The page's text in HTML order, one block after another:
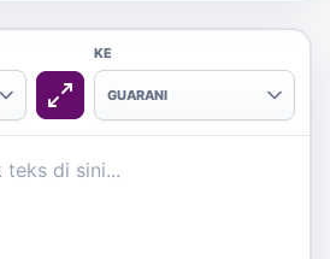
KE
GUARANI